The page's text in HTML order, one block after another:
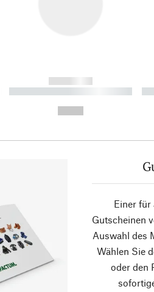
------------
----------- ----------- ----------
Einer für
Gutscheinen
Auswahl des
Wählen Sie
oder den